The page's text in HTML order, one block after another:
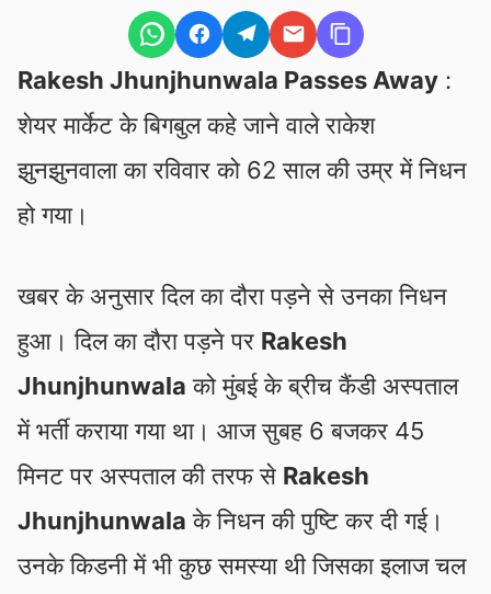
Rakesh Jhunjhunwala Passes Away :
शेयर मार्केट के बिगबुल कहे जाने वाले राकेश
झुनझुनवाला का रविवार को 62 साल की उम्र में निधन
हो गया।
खबर के अनुसार द‍िल का दौरा पड़ने से उनका न‍िधन
हुआ। दिल का दौरा पड़ने पर Rakesh
Jhunjhunwala को मुंबई के ब्रीच कैंडी अस्पताल
में भर्ती कराया गया था। आज सुबह 6 बजकर 45
मिनट पर अस्पताल की तरफ से Rakesh
Jhunjhunwala के निधन की पुष्टि कर दी गई।
उनके किडनी में भी कुछ समस्या थी जिसका इलाज चल